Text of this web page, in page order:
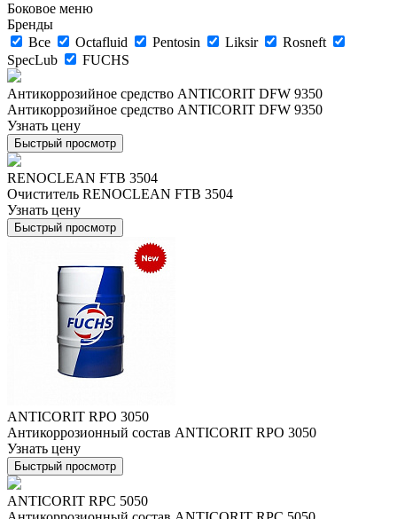
Боковое меню
Бренды
Все
Octafluid Pentosin Liksir
Rosneft
SpecLub
FUCHS
Антикоррозийное средство ANTICORIT DFW 9350
Антикоррозийное средство ANTICORIT DFW 9350
Узнать цену
Быстрый просмотр
RENOCLEAN FTB 3504
Очиститель RENOCLEAN FTB 3504
Узнать цену
Быстрый просмотр
ANTICORIT RPO 3050
Антикоррозионный состав ANTICORIT RPO 3050
Узнать цену
Быстрый просмотр
ANTICORIT RPC 5050